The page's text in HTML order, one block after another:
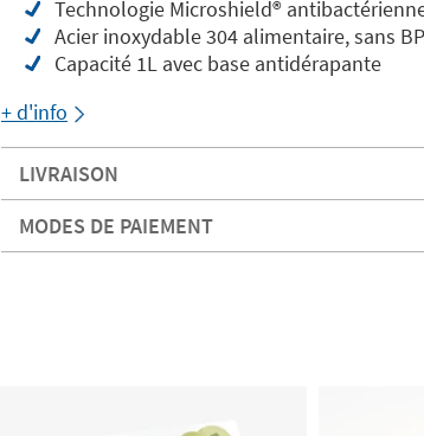
Technologie Microshield®️
Acier inoxydable 304 alimentaire, sans
Capacité 1L avec base antidérapante
+ d'info
LIVRAISON
MODES DE PAIEMENT